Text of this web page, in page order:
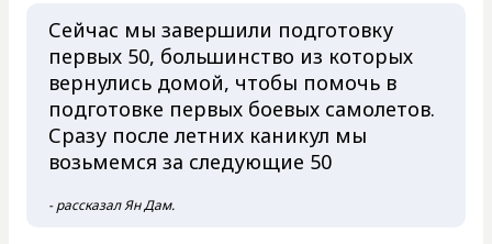
Сейчас мы завершили подготовку
первых 50, большинство из которых
вернулись домой, чтобы помочь в
подготовке первых боевых самолетов.
Сразу после летних каникул мы
возьмемся за следующие 50
- рассказал Ян Дам.